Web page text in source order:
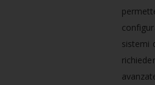
sistemi